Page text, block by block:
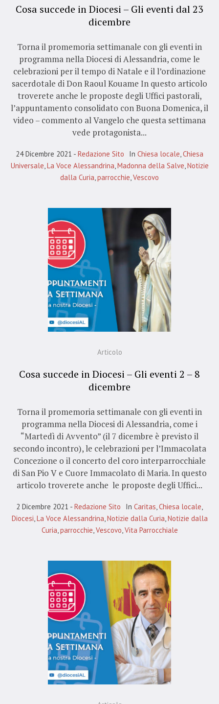
Cosa succede in Diocesi – Gli eventi dal 23
dicembre
Torna il promemoria settimanale con gli eventi in
programma nella Diocesi di Alessandria, come le
celebrazioni per il tempo di Natale e il l’ordinazione
sacerdotale di Don Raoul Kouame In questo articolo
troverete anche le proposte degli Uffici pastorali,
l’appuntamento consolidato con Buona Domenica, il
video – commento al Vangelo che questa settimana
vede protagonista...
24 Dicembre 2021 Redazione Sito In Chiesa locale,Chiesa
Universale,La Voce Alessandrina,Madonna della Salve,Notizie
dalla Curia,parrocchie,Vescovo
Articolo
Cosa succede in Diocesi – Gli eventi 2 – 8
dicembre
Torna il promemoria settimanale con gli eventi in
programma nella Diocesi di Alessandria, come i
“Martedì di Avvento” (il 7 dicembre è previsto il
secondo incontro), le celebrazioni per l’Immacolata
Concezione o il concerto del coro interparrocchiale
di San Pio V e Cuore Immacolato di Maria. In questo
articolo troverete anche le proposte degli Uffici...
2 Dicembre 2021 Redazione Sito In Caritas,Chiesa locale,
Diocesi,La Voce Alessandrina,Notizie dalla Curia,Notizie dalla
Curia,parrocchie,Vescovo,Vita Parrocchiale